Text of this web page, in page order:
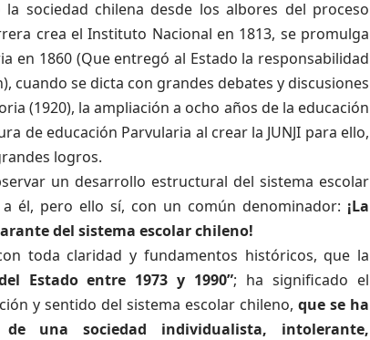
sociedad chilena desde los albores del proceso
crea el Instituto Nacional en 1813, se promulga
en 1860 (Que entregó al Estado la responsabilidad
cuando se dicta con grandes debates y discusiones
(1920), la ampliación a ocho años de la educación
de educación Parvularia al crear la JUNJI para ello,
logros.
un desarrollo estructural del sistema escolar
él, pero ello sí, con un común denominador: ¡La
del sistema escolar chileno!
toda claridad y fundamentos históricos, que la
Estado entre 1973 y 1990”; ha significado el
y sentido del sistema escolar chileno, que se ha
una sociedad individualista, intolerante,